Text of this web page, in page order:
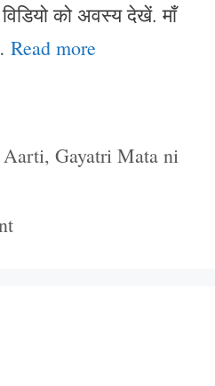
को अवस्य देखें. माँ
Read more
,Gayatri Mata ni